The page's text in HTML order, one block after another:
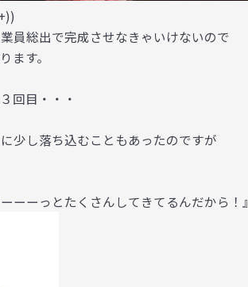
員総出で完成させなきゃいけないので
ます。
回目・・・
少し落ち込むこともあったのですが
ーーっとたくさんしてきてるんだから！』